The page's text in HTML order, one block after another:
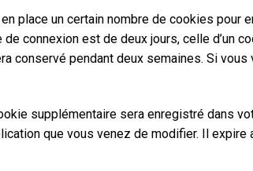
place un certain nombre de cookies
connexion est de deux jours, celle d’un
conservé pendant deux semaines. Si
supplémentaire sera enregistré dans
que vous venez de modifier. Il expire